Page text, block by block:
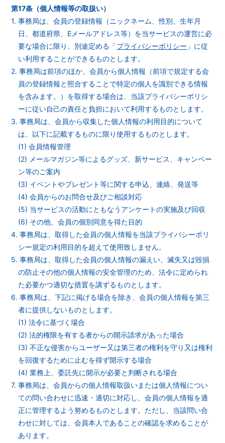
第17条（個人情報等の取扱い）
1. 事務局は、会員の登録情報（ニックネーム、性別、生年月
日、都道府県、Eメールアドレス等）を当サービスの運営に必
要な場合に限り、別途定める「プライバシーポリシー 」に従
い利用することができるものとします。
2. 事務局は前項のほか、会員から個人情報（前項で規定する会
員の登録情報と照合することで特定の個人を識別できる情報
を含みます。）を取得する場合は、当該プライバシーポリシ
ーに従い自己の責任と負担において利用するものとします。
3. 事務局は、会員から収集した個人情報の利用目的について
は、以下に記載するものに限り使用するものとします。
(1) 会員情報管理
(2) メールマガジン等によるグッズ、新サービス、キャンペー
ン等のご案内
(3) イベントやプレゼント等に関する申込、連絡、発送等
(4) 会員からのお問合せ及びご相談対応
(5) 当サービスの活動にともなうアンケートの実施及び回収
(6) その他、会員の個別同意を得た目的
4. 事務局は、取得した会員の個人情報を当該プライバシーポリ
シー規定の利用目的を超えて使用致しません。
5. 事務局は、取得した会員の個人情報の漏えい、滅失又は毀損
の防止その他の個人情報の安全管理のため、法令に定められ
た必要かつ適切な措置を講ずるものとします。
6. 事務局は、下記に掲げる場合を除き、会員の個人情報を第三
者に提供しないものとします。
(1) 法令に基づく場合
(2) 法的権限を有する者からの開示請求があった場合
(3) 不正な侵害からユーザー又は第三者の権利を守り又は権利
を回復するために止むを得ず開示する場合
(4) 業務上、委託先に開示が必要と判断される場合
7. 事務局は、会員からの個人情報取扱いまたは個人情報につい
ての問い合わせに迅速・適切に対応し、会員の個人情報を適
正に管理するよう努めるものとします。ただし、当該問い合
わせに対しては、会員本人であることの確認を求めることが
あります。